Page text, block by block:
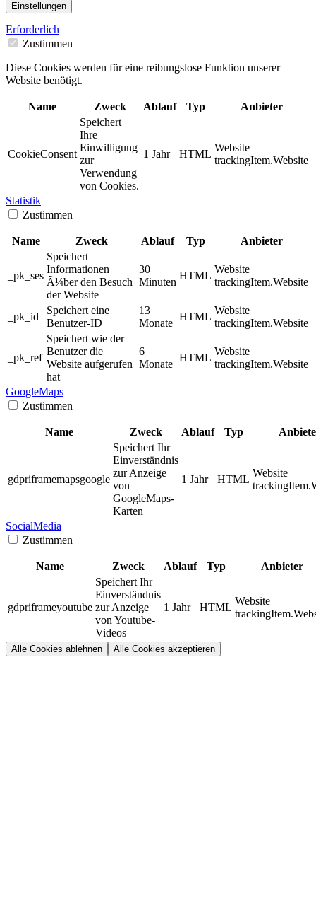
Einstellungen
Erforderlich
Zustimmen
Diese Cookies werden für eine reibungslose Funktion unserer
Website benötigt.
Name Zweck Ablauf Typ Anbieter
CookieConsent
Speichert
Ihre
Einwilligung
zur
Verwendung
von Cookies.
1 Jahr HTML
Website
trackingItem.Website
Statistik
Zustimmen
Name Zweck Ablauf Typ Anbieter
_pk_ses
Speichert
Informationen
Ã¼ber den Besuch
der Website
30
Minuten
HTML
Website
trackingItem.Website
_pk_id
Speichert eine
Benutzer-ID
13
Monate
HTML
Website
trackingItem.Website
_pk_ref
Speichert wie der
Benutzer die
Website aufgerufen
hat
6
Monate
HTML
Website
trackingItem.Website
GoogleMaps
Zustimmen
Name Zweck Ablauf Typ
gdpriframemapsgoogle
Speichert Ihr
Einverständnis
zur Anzeige
von
GoogleMaps-
Karten
1 Jahr HTML
Website
SocialMedia
Zustimmen
Name Zweck Ablauf Typ Anbieter
gdpriframeyoutube
Speichert Ihr
Einverständnis
zur Anzeige
von Youtube-
Videos
1 Jahr HTML
Website
Alle Cookies ablehnen Alle Cookies akzeptieren